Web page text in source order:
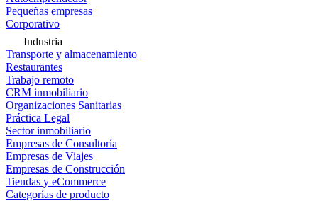
Pequeñas empresas
Corporativo
Industria
Transporte y almacenamiento
Restaurantes
Trabajo remoto
CRM inmobiliario
Organizaciones Sanitarias
Práctica Legal
Sector inmobiliario
Empresas de Consultoría
Empresas de Viajes
Empresas de Construcción
Tiendas y eCommerce
Categorías de producto